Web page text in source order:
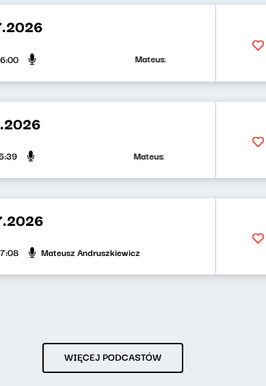
Mateusz Andruszkiewicz, Zuzanna
Mateusz Andruszkiewicz, Klaudiusz
Mateusz Andruszkiewicz
WIĘCEJ PODCASTÓW